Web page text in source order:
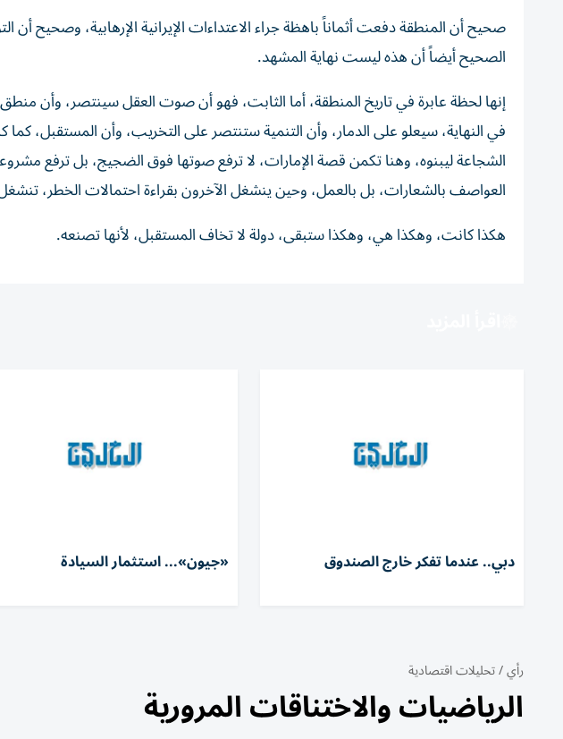
صحيح أن المنطقة دفعت أثماناً باهظة جراء الاعتداءات الإيرانية الإرهابية، وصحيح أن
الصحيح أيضاً أن هذه ليست نهاية المشهد.
إنها لحظة عابرة في تاريخ المنطقة، أما الثابت، فهو أن صوت العقل سينتصر، وأن
في النهاية، سيعلو على الدمار، وأن التنمية ستنتصر على التخريب، وأن المستقبل،
الشجاعة ليبنوه، وهنا تكمن قصة الإمارات، لا ترفع صوتها فوق الضجيج، بل ترفع
العواصف بالشعارات، بل بالعمل، وحين ينشغل الآخرون بقراءة احتمالات الخطر، تنشغل
هكذا كانت، وهكذا هي، وهكذا ستبقى، دولة لا تخاف المستقبل، لأنها تصنعه.
دبي.. عندما تفكر خارج الصندوق «جيون»... استثمار السيادة
رأي/تحليلات اقتصادية
الرياضيات والاختناقات المرورية